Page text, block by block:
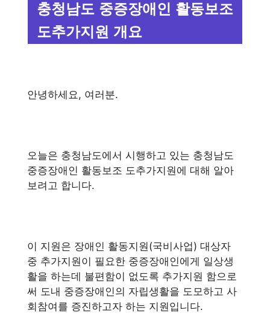
충청남도 중증장애인 활동보조
도추가지원 개요
안녕하세요, 여러분.
오늘은 충청남도에서 시행하고 있는 충청남도
중증장애인 활동보조 도추가지원에 대해 알아
보려고 합니다.
이 지원은 장애인 활동지원(국비사업) 대상자
중 추가지원이 필요한 중증장애인에게 일상생
활을 하는데 불편함이 없도록 추가지원 함으로
써 도내 중증장애인의 자립생활을 도모하고 사
회참여를 증진하고자 하는 지원입니다.